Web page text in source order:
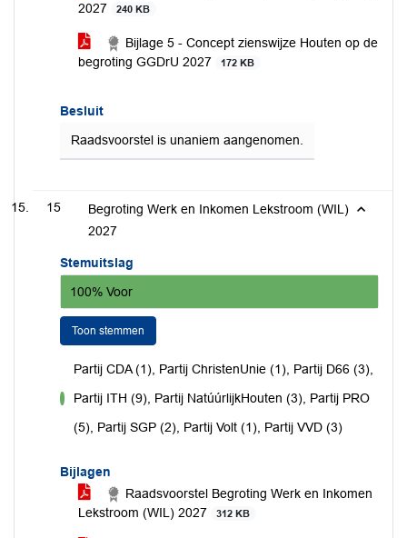
2027
240 KB
Bijlage 5 - Concept zienswijze Houten op de
begroting GGDrU 2027
172 KB
Besluit
Raadsvoorstel is unaniem aangenomen.
15
Begroting Werk en Inkomen Lekstroom (WIL)
2027
Stemuitslag
100% Voor
Toon stemmen
Partij CDA (1), Partij ChristenUnie (1), Partij D66 (3),
Partij ITH (9), Partij NatúúrlijkHouten (3), Partij PRO
(5), Partij SGP (2), Partij Volt (1), Partij VVD (3)
Bijlagen
Raadsvoorstel Begroting Werk en Inkomen
Lekstroom (WIL) 2027
312 KB